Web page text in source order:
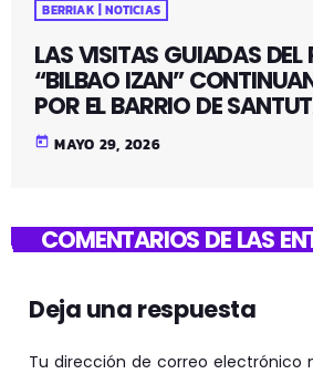
BERRIAK | NOTICIAS
LAS VISITAS GUIADAS
“BILBAO IZAN”
POR EL BARRIO DE
today MAYO 29, 2026
COMENTARIOS DE LAS
Deja una respuesta
Tu dirección de correo electrónico